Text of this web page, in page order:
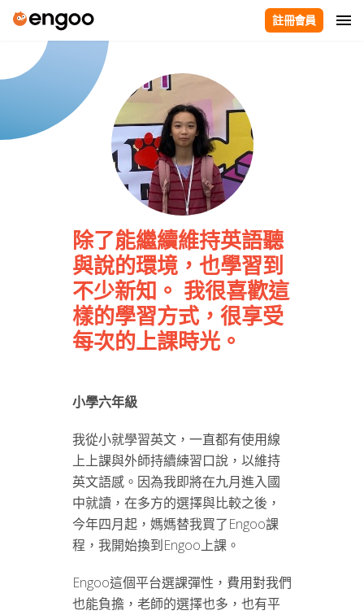
註冊會員
除了能繼續維持英語聽
與說的環境，也學習到
不少新知。 我很喜歡這
樣的學習方式，很享受
每次的上課時光。
小學六年級
我從小就學習英文，一直都有使用線
上上課與外師持續練習口說，以維持
英文語感。因為我即將在九月進入國
中就讀，在多方的選擇與比較之後，
今年四月起，媽媽替我買了Engoo課
程，我開始換到Engoo上課。
Engoo這個平台選課彈性，費用對我們
也能負擔，老師的選擇也多，也有平